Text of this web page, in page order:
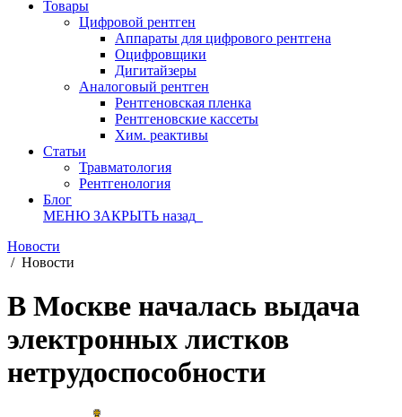
Товары
Цифровой рентген
Аппараты для цифрового рентгена
Оцифровщики
Дигитайзеры
Аналоговый рентген
Рентгеновская пленка
Рентгеновские кассеты
Хим. реактивы
Статьи
Травматология
Рентгенология
Блог
МЕНЮ ЗАКРЫТЬ назад
Новости
/ Новости
В Москве началась выдача
электронных листков
нетрудоспособности